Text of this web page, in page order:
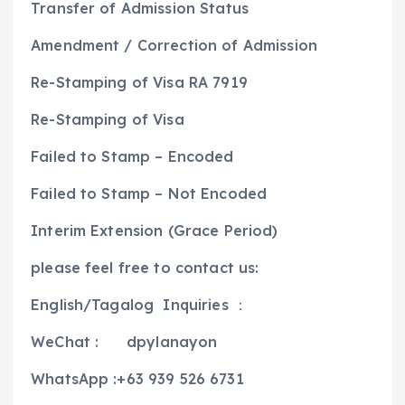
Transfer of Admission Status
Amendment / Correction of Admission
Re-Stamping of Visa RA 7919
Re-Stamping of Visa
Failed to Stamp – Encoded
Failed to Stamp – Not Encoded
Interim Extension (Grace Period)
please feel free to contact us:
English/Tagalog Inquiries ：
WeChat : dpylanayon
WhatsApp :+63 939 526 6731